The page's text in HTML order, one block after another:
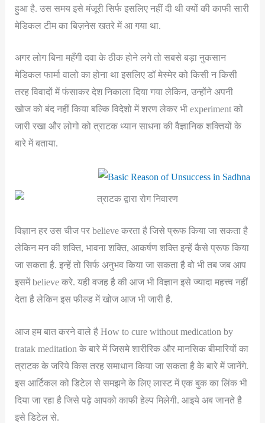
हुआ है. उस समय इसे मंजूरी सिर्फ इसलिए नहीं दी थी क्यों की काफी सारी
मेडिकल टीम का बिज़नेस खतरे में आ गया था.
अगर लोग बिना महँगी दवा के ठीक होने लगे तो सबसे बड़ा नुकसान
मेडिकल फार्मा वालो का होना था इसलिए डॉ मेस्मेर को किसी न किसी
तरह विवादों में फंसाकर देश निकाला दिया गया लेकिन, उन्होंने अपनी
खोज को बंद नहीं किया बल्कि विदेशो में शरण लेकर भी experiment को
जारी रखा और लोगो को त्राटक ध्यान साधना की वैज्ञानिक शक्तियों के
बारे में बताया.
विज्ञान हर उस चीज पर believe करता है जिसे प्रूफ किया जा सकता है
लेकिन मन की शक्ति, भावना शक्ति, आकर्षण शक्ति इन्हें कैसे प्रूफ किया
जा सकता है. इन्हें तो सिर्फ अनुभव किया जा सकता है वो भी तब जब आप
इसमें believe करे. यही वजह है की आज भी विज्ञान इसे ज्यादा महत्त्व नहीं
देता है लेकिन इस फील्ड में खोज आज भी जारी है.
आज हम बात करने वाले है How to cure without medication by
tratak meditation के बारे में जिसमे शारीरिक और मानसिक बीमारियों का
त्राटक के जरिये किस तरह समाधान किया जा सकता है के बारे में जानेंगे.
इस आर्टिकल को डिटेल से समझने के लिए लास्ट में एक बुक का लिंक भी
दिया जा रहा है जिसे पढ़े आपको काफी हेल्प मिलेगी. आइये अब जानते है
इसे डिटेल से.